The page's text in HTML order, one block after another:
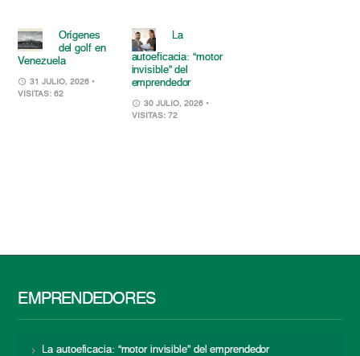
Orígenes
del golf en
Venezuela
31 JULIO, 2026 •
VISITAS: 62
La
autoeficacia: “motor
invisible” del
emprendedor
30 JULIO, 2026 •
VISITAS: 72
EMPRENDEDORES
La autoeficacia: “motor invisible” del emprendedor